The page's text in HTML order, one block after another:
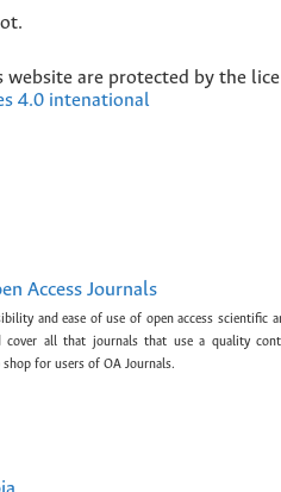
are protected by the
4.0 intenational
Access Journals
and ease of use of open access scientific
cover all that journals that use a quality
for users of OA Journals.